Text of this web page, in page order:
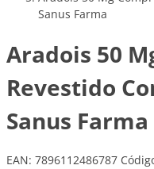
Sanus Farma
Aradois 50
Revestido
Sanus Farma
EAN: 7896112486787